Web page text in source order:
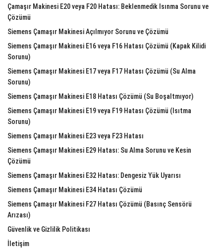
Çamaşır Makinesi E20 veya F20 Hatası: Beklenmedik Isınma Sorunu ve
Çözümü
Siemens Çamaşır Makinesi Açılmıyor Sorunu ve Çözümü
Siemens Çamaşır Makinesi E16 veya F16 Hatası Çözümü (Kapak Kilidi
Sorunu)
Siemens Çamaşır Makinesi E17 veya F17 Hatası Çözümü (Su Alma
Sorunu)
Siemens Çamaşır Makinesi E18 Hatası Çözümü (Su Boşaltmıyor)
Siemens Çamaşır Makinesi E19 veya F19 Hatası Çözümü (Isıtma
Sorunu)
Siemens Çamaşır Makinesi E23 veya F23 Hatası
Siemens Çamaşır Makinesi E29 Hatası: Su Alma Sorunu ve Kesin
Çözümü
Siemens Çamaşır Makinesi E32 Hatası: Dengesiz Yük Uyarısı
Siemens Çamaşır Makinesi E34 Hatası Çözümü
Siemens Çamaşır Makinesi F27 Hatası Çözümü (Basınç Sensörü
Arızası)
Güvenlik ve Gizlilik Politikası
İletişim